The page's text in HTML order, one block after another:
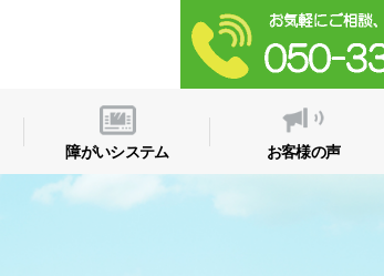
障がいシステム お客様の声